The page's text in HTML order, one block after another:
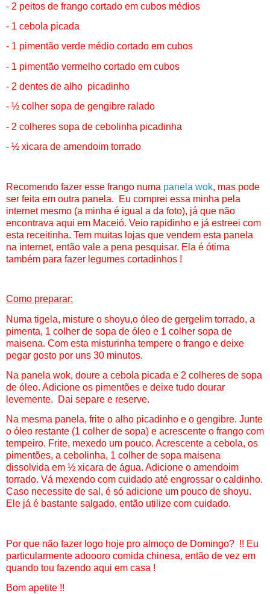
- 2 peitos de frango cortado em cubos médios
- 1 cebola picada
- 1 pimentão verde médio cortado em cubos
- 1 pimentão vermelho cortado em cubos
- 2 dentes de alho picadinho
- ½ colher sopa de gengibre ralado
- 2 colheres sopa de cebolinha picadinha
- ½ xicara de amendoim torrado
Recomendo fazer esse frango numa panela wok, mas pode
ser feita em outra panela. Eu comprei essa minha pela
internet mesmo (a minha é igual a da foto), já que não
encontrava aqui em Maceió. Veio rapidinho e já estreei com
esta receitinha. Tem muitas lojas que vendem esta panela
na internet, então vale a pena pesquisar. Ela é ótima
também para fazer legumes cortadinhos !
Como preparar:
Numa tigela, misture o shoyu,o óleo de gergelim torrado, a
pimenta, 1 colher de sopa de óleo e 1 colher sopa de
maisena. Com esta misturinha tempere o frango e deixe
pegar gosto por uns 30 minutos.
Na panela wok, doure a cebola picada e 2 colheres de sopa
de óleo. Adicione os pimentões e deixe tudo dourar
levemente. Dai separe e reserve.
Na mesma panela, frite o alho picadinho e o gengibre. Junte
o óleo restante (1 colher de sopa) e acrescente o frango com
tempeiro. Frite, mexedo um pouco. Acrescente a cebola, os
pimentões, a cebolinha, 1 colher de sopa maisena
dissolvida em ½ xicara de água. Adicione o amendoim
torrado. Vá mexendo com cuidado até engrossar o caldinho.
Caso necessite de sal, é só adicione um pouco de shoyu.
Ele já é bastante salgado, então utilize com cuidado.
Por que não fazer logo hoje pro almoço de Domingo? !! Eu
particularmente adoooro comida chinesa, então de vez em
quando tou fazendo aqui em casa !
Bom apetite !!